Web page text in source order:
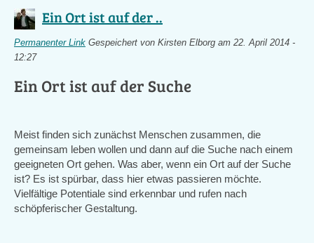
Ein Ort ist auf der ..
Permanenter Link Gespeichert von Kirsten Elborg am 22. April 2014 -
12:27
Ein Ort ist auf der Suche
Meist finden sich zunächst Menschen zusammen, die
gemeinsam leben wollen und dann auf die Suche nach einem
geeigneten Ort gehen. Was aber, wenn ein Ort auf der Suche
ist? Es ist spürbar, dass hier etwas passieren möchte.
Vielfältige Potentiale sind erkennbar und rufen nach
schöpferischer Gestaltung.